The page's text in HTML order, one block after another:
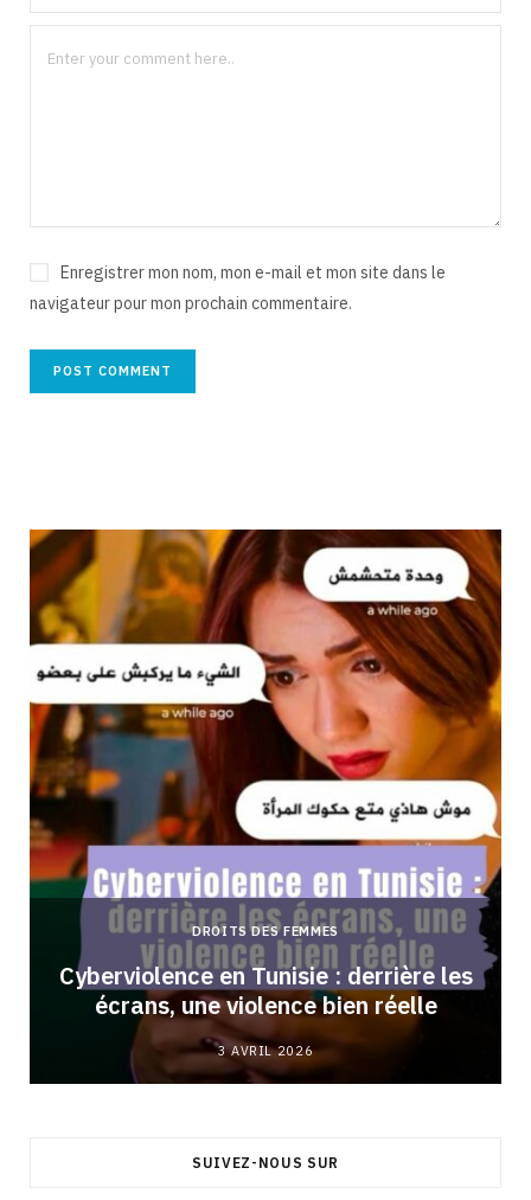
Enregistrer mon nom, mon e-mail et mon site dans le
navigateur pour mon prochain commentaire.
DROITS DES FEMMES
Cyberviolence en Tunisie : derrière les
écrans, une violence bien réelle
3 AVRIL 2026
SUIVEZ-NOUS SUR